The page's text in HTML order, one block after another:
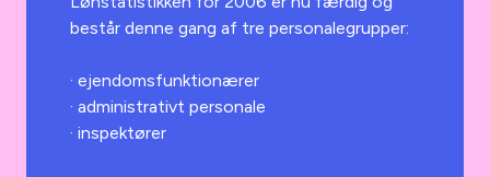
består denne gang af tre personalegrupper:
· ejendomsfunktionærer
· administrativt personale
· inspektører